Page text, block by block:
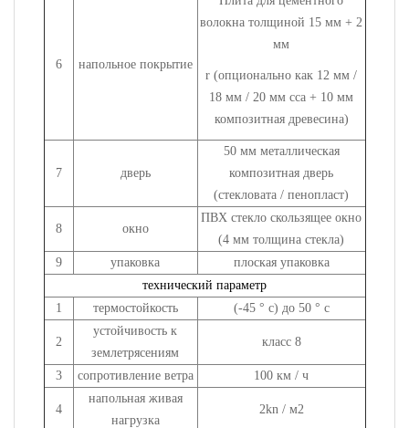
6 напольное покрытие
волокна толщиной 15 мм + 2
мм
r (опционально как 12 мм /
18 мм / 20 мм cca + 10 мм
композитная древесина)
7 дверь
50 мм металлическая
композитная дверь
(стекловата / пенопласт)
8 окно
ПВХ стекло скользящее окно
(4 мм толщина стекла)
9
упаковка
плоская упаковка
технический параметр
1
термостойкость (-45 ° c) до 50 ° c
2
устойчивость к
землетрясениям
класс 8
3 сопротивление ветра 100 км / ч
4
напольная живая
нагрузка
2kn / м2